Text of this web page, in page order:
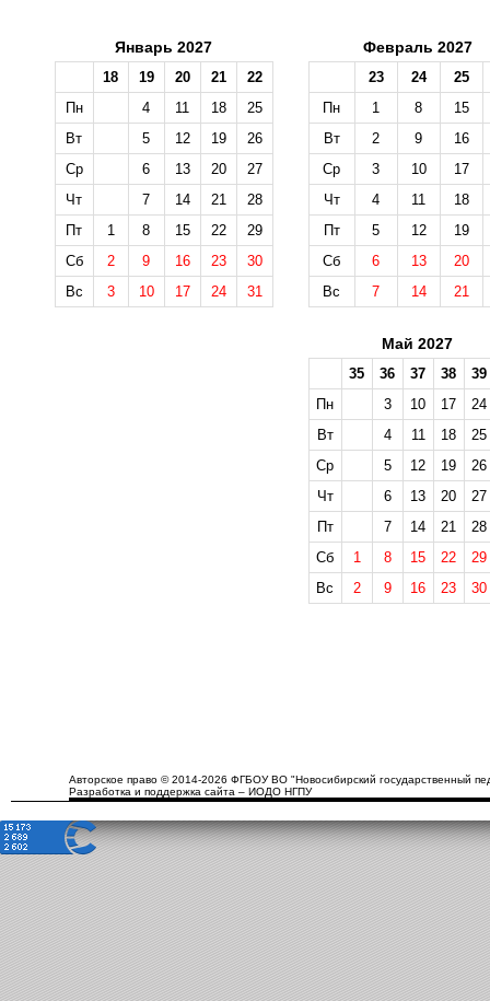
Январь 2027
18 19 20 21
22
Пн
4 11 18
25
Вт
5 12 19
26
Ср
6 13 20
27
Чт
7 14 21
28
Пт
1 8 15 22
29
Сб
2 9 16 23
30
Вс
3 10 17 24 31
Февраль 2027
23 24
25
Пн
1 8
15
Вт
2 9
16
Ср
3 10
17
Чт
4 11
18
Пт
5 12
19
Сб
6 13
20
Вс
7 14 21
Май 2027
35 36 37 38
39
Пн
3 10 17
24
Вт
4 11 18
25
Ср
5 12 19
26
Чт
6 13 20
27
Пт
7 14 21
28
Сб
1 8 15 22
29
Вс
2 9 16 23 30
Авторское право © 2014-2026 ФГБОУ ВО "Новосибирский государственный
Разработка и поддержка сайта – ИОДО НГПУ